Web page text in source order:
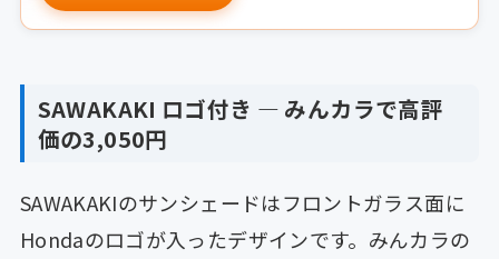
SAWAKAKI ロゴ付き ― みんカラで高評
価の3,050円
SAWAKAKIのサンシェードはフロントガラス面に
Hondaのロゴが入ったデザインです。みんカラの